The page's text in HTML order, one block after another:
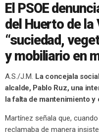
El PSOE
del Huerto de la
“suciedad,
y mobiliario en
A.S./J.M. La concejala
alcalde, Pablo Ruz, una
la falta de mantenimiento
Martínez señala que,
reclamaba de manera